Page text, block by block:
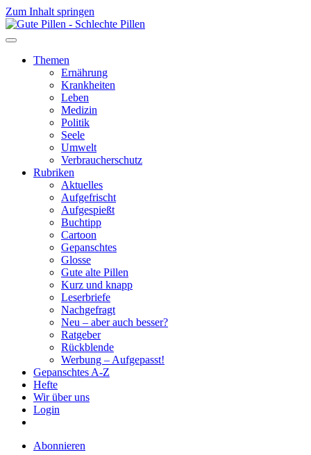
Zum Inhalt springen
Themen
Ernährung
Krankheiten
Leben
Medizin
Politik
Seele
Umwelt
Verbraucherschutz
Rubriken
Aktuelles
Aufgefrischt
Aufgespießt
Buchtipp
Cartoon
Gepanschtes
Glosse
Gute alte Pillen
Kurz und knapp
Leserbriefe
Nachgefragt
Neu – aber auch besser?
Ratgeber
Rückblende
Werbung – Aufgepasst!
Gepanschtes A-Z
Hefte
Wir über uns
Login
Abonnieren